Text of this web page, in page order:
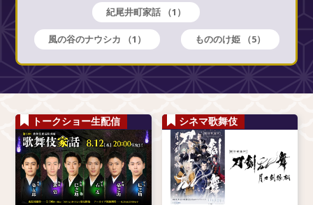
紀尾井町家話 （1）
風の谷のナウシカ （1） もののけ姫 （5）
トークショー生配信 シネマ歌舞伎